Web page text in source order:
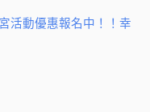
活動優惠報名中！！幸